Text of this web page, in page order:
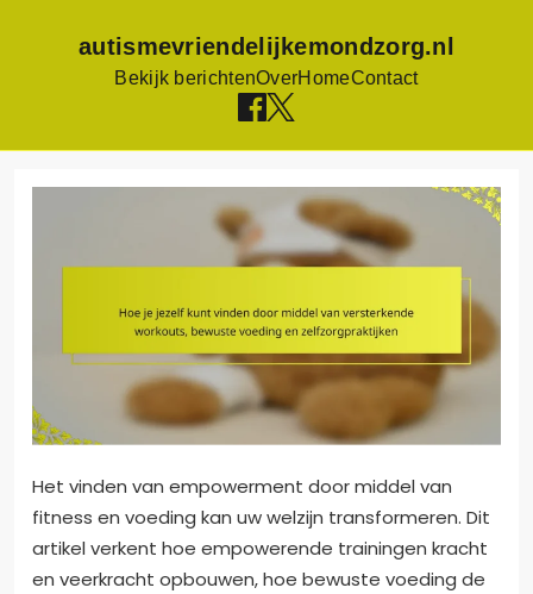
autismevriendelijkemondzorg.nl
Bekijk berichtenOverHomeContact
Het vinden van empowerment door middel van
fitness en voeding kan uw welzijn transformeren. Dit
artikel verkent hoe empowerende trainingen kracht
en veerkracht opbouwen, hoe bewuste voeding de